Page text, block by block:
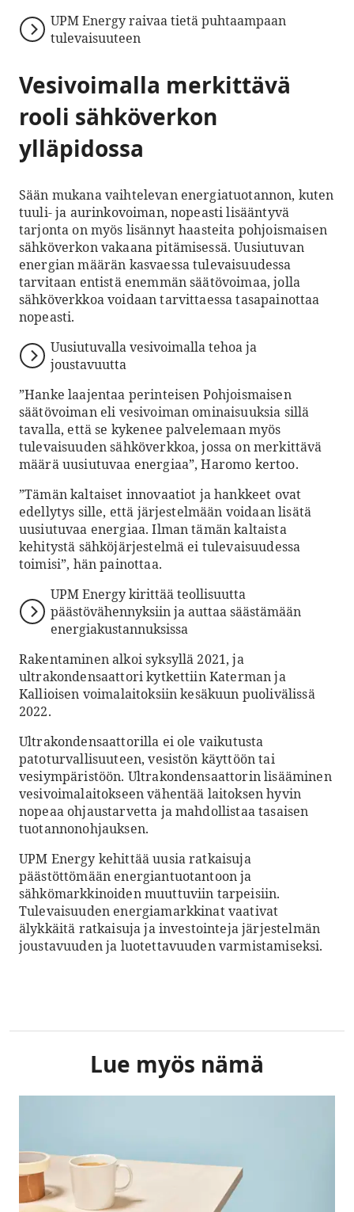
UPM Energy raivaa tietä puhtaampaan
tulevaisuuteen
Vesivoimalla merkittävä
rooli sähköverkon
ylläpidossa
Sään mukana vaihtelevan energiatuotannon, kuten
tuuli- ja aurinkovoiman, nopeasti lisääntyvä
tarjonta on myös lisännyt haasteita pohjoismaisen
sähköverkon vakaana pitämisessä. Uusiutuvan
energian määrän kasvaessa tulevaisuudessa
tarvitaan entistä enemmän säätövoimaa, jolla
sähköverkkoa voidaan tarvittaessa tasapainottaa
nopeasti.
Uusiutuvalla vesivoimalla tehoa ja
joustavuutta
”Hanke laajentaa perinteisen Pohjoismaisen
säätövoiman eli vesivoiman ominaisuuksia sillä
tavalla, että se kykenee palvelemaan myös
tulevaisuuden sähköverkkoa, jossa on merkittävä
määrä uusiutuvaa energiaa”, Haromo kertoo.
”Tämän kaltaiset innovaatiot ja hankkeet ovat
edellytys sille, että järjestelmään voidaan lisätä
uusiutuvaa energiaa. Ilman tämän kaltaista
kehitystä sähköjärjestelmä ei tulevaisuudessa
toimisi”, hän painottaa.
UPM Energy kirittää teollisuutta
päästövähen­nyksiin ja auttaa säästämään
energia­kustannuksissa
Rakentaminen alkoi syksyllä 2021, ja
ultrakondensaattori kytkettiin Katerman ja
Kallioisen voimalaitoksiin kesäkuun puolivälissä
2022.
Ultrakondensaattorilla ei ole vaikutusta
patoturvallisuuteen, vesistön käyttöön tai
vesiympäristöön. Ultrakondensaattorin lisääminen
vesivoimalaitokseen vähentää laitoksen hyvin
nopeaa ohjaustarvetta ja mahdollistaa tasaisen
tuotannonohjauksen.
UPM Energy kehittää uusia ratkaisuja
päästöttömään energiantuotantoon ja
sähkömarkkinoiden muuttuviin tarpeisiin.
Tulevaisuuden energiamarkkinat vaativat
älykkäitä ratkaisuja ja investointeja järjestelmän
joustavuuden ja luotettavuuden varmistamiseksi.
Lue myös nämä